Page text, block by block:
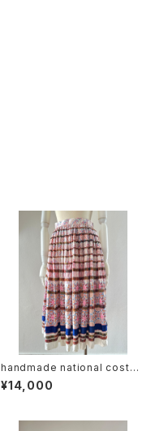
handmade national costu
me design skirt
¥14,000